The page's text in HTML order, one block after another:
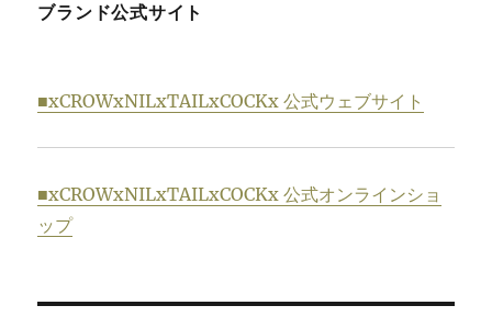
ブランド公式サイト
■xCROWxNILxTAILxCOCKx 公式ウェブサイト
■xCROWxNILxTAILxCOCKx 公式オンラインショ
ップ